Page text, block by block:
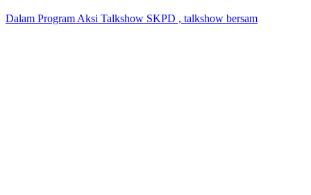
Dalam Program Aksi Talkshow SKPD , talkshow bersam